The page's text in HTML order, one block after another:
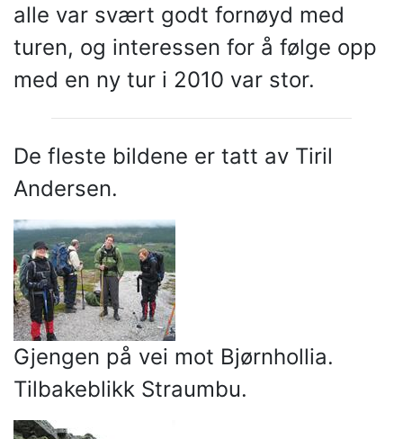
alle var svært godt fornøyd med
turen, og interessen for å følge opp
med en ny tur i 2010 var stor.
De fleste bildene er tatt av Tiril
Andersen.
Gjengen på vei mot Bjørnhollia.
Tilbakeblikk Straumbu.